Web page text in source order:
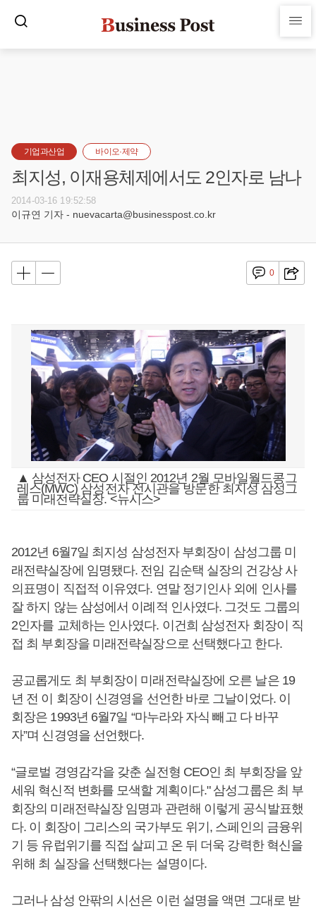
기업과산업 바이오·제약
최지성, 이재용체제에서도 2인자로 남나
2014-03-16 19:52:58
이규연 기자 - nuevacarta@businesspost.co.kr
0
▲ 삼성전자 CEO 시절인 2012년 2월 모바일월드콩그
레스(MWC) 삼성전자 전시관을 방문한 최지성 삼성그
룹 미래전략실장. <뉴시스>
2012년 6월7일 최지성 삼성전자 부회장이 삼성그룹 미
래전략실장에 임명됐다. 전임 김순택 실장의 건강상 사
의표명이 직접적 이유였다. 연말 정기인사 외에 인사를
잘 하지 않는 삼성에서 이례적 인사였다. 그것도 그룹의
2인자를 교체하는 인사였다. 이건희 삼성전자 회장이 직
접 최 부회장을 미래전략실장으로 선택했다고 한다.
공교롭게도 최 부회장이 미래전략실장에 오른 날은 19
년 전 이 회장이 신경영을 선언한 바로 그날이었다. 이
회장은 1993년 6월7일 “마누라와 자식 빼고 다 바꾸
자”며 신경영을 선언했다.
“글로벌 경영감각을 갖춘 실전형 CEO인 최 부회장을 앞
세워 혁신적 변화를 모색할 계획이다." 삼성그룹은 최 부
회장의 미래전략실장 임명과 관련해 이렇게 공식발표했
다. 이 회장이 그리스의 국가부도 위기, 스페인의 금융위
기 등 유럽위기를 직접 살피고 온 뒤 더욱 강력한 혁신을
위해 최 실장을 선택했다는 설명이다.
그러나 삼성 안팎의 시선은 이런 설명을 액면 그대로 받